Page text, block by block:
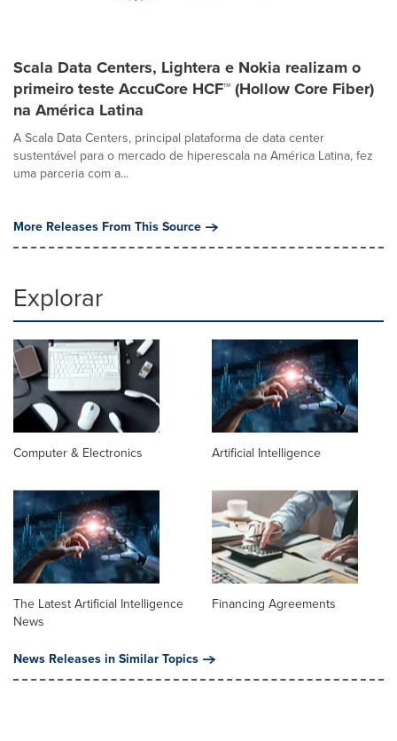
Scala Data Centers, Lightera e Nokia realizam o
primeiro teste AccuCore HCF™ (Hollow Core Fiber)
na América Latina
A Scala Data Centers, principal plataforma de data center
sustentável para o mercado de hiperescala na América Latina, fez
uma parceria com a...
More Releases From This Source
Explorar
Computer & Electronics Artificial Intelligence
The Latest Artificial Intelligence
News
Financing Agreements
News Releases in Similar Topics